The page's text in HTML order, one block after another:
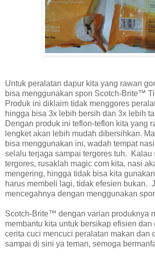
Untuk peralatan dapur kita yang rawan
bisa menggunakan spon Scotch-Brite™
Produk ini diklaim tidak menggores
hingga bisa 3x lebih bersih dan 3x lebih
Dengan produk ini teflon-teflon kita yang
lengket akan lebih mudah dibersihkan.
bisa menggunakan ini, wadah tempat
selalu terjaga sampai tergores tuh. Kalau
tergores, rusaklah magic com kita, nasi
mengering, hingga tidak bisa kita
harus membeli lagi, tidak efesien bukan.
mencegahnya dengan menggunakan
Scotch-Brite™ dengan varian produknya
membantu kita untuk bersikap efisien dan
cerita cuci mencuci peralatan makan dan
sampai di sini ya teman, semoga